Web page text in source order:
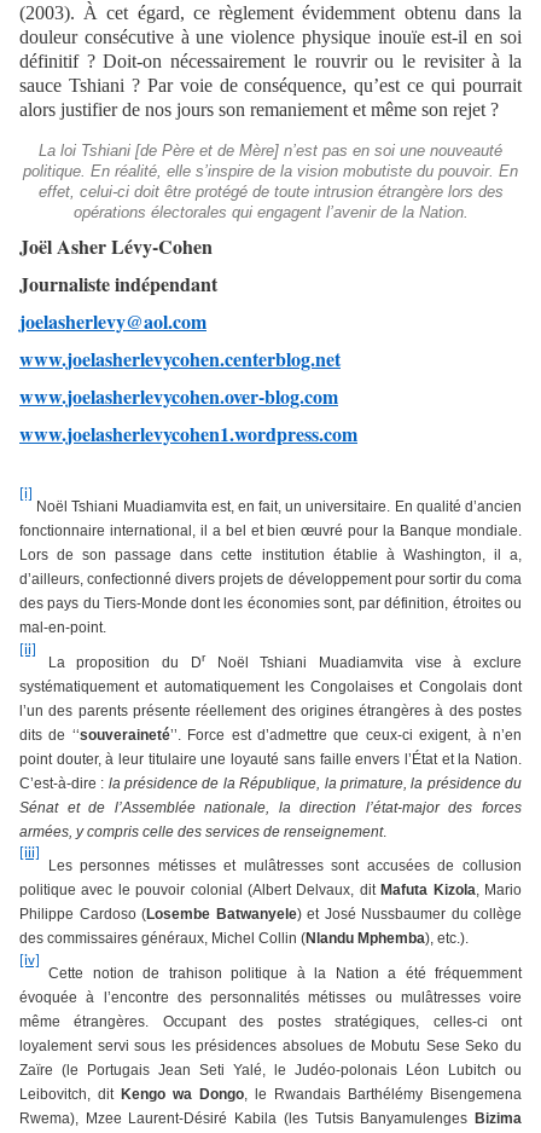
(2003). À cet égard, ce règlement évidemment obtenu dans la
douleur consécutive à une violence physique inouïe est-il en soi
définitif ? Doit-on nécessairement le rouvrir ou le revisiter à la
sauce Tshiani ? Par voie de conséquence, qu’est ce qui pourrait
alors justifier de nos jours son remaniement et même son rejet ?
La loi Tshiani [de Père et de Mère] n’est pas en soi une nouveauté
politique. En réalité, elle s’inspire de la vision mobutiste du pouvoir. En
effet, celui-ci doit être protégé de toute intrusion étrangère lors des
opérations électorales qui engagent l’avenir de la Nation.
Joël Asher Lévy-Cohen
Journaliste indépendant
joelasherlevy@aol.com
www.joelasherlevycohen.centerblog.net
www.joelasherlevycohen.over-blog.com
www.joelasherlevycohen1.wordpress.com
[i]
Noël Tshiani Muadiamvita est, en fait, un universitaire. En qualité d’ancien
fonctionnaire international, il a bel et bien œuvré pour la Banque mondiale.
Lors de son passage dans cette institution établie à Washington, il a,
d’ailleurs, confectionné divers projets de développement pour sortir du coma
des pays du Tiers-Monde dont les économies sont, par définition, étroites ou
mal-en-point.
[ii]
La proposition du DrNoël Tshiani Muadiamvita vise à exclure
systématiquement et automatiquement les Congolaises et Congolais dont
l’un des parents présente réellement des origines étrangères à des postes
dits de ‘‘souveraineté’’. Force est d’admettre que ceux-ci exigent, à n’en
point douter, à leur titulaire une loyauté sans faille envers l’État et la Nation.
C’est-à-dire : la présidence de la République, la primature, la présidence du
Sénat et de l’Assemblée nationale, la direction l’état-major des forces
armées, y compris celle des services de renseignement.
[iii]
Les personnes métisses et mulâtresses sont accusées de collusion
politique avec le pouvoir colonial (Albert Delvaux, dit Mafuta Kizola, Mario
Philippe Cardoso (Losembe Batwanyele) et José Nussbaumer du collège
des commissaires généraux, Michel Collin (Nlandu Mphemba), etc.).
[iv]
Cette notion de trahison politique à la Nation a été fréquemment
évoquée à l’encontre des personnalités métisses ou mulâtresses voire
même étrangères. Occupant des postes stratégiques, celles-ci ont
loyalement servi sous les présidences absolues de Mobutu Sese Seko du
Zaïre (le Portugais Jean Seti Yalé, le Judéo-polonais Léon Lubitch ou
Leibovitch, dit Kengo wa Dongo, le Rwandais Barthélémy Bisengemena
Rwema), Mzee Laurent-Désiré Kabila (les Tutsis Banyamulenges Bizima